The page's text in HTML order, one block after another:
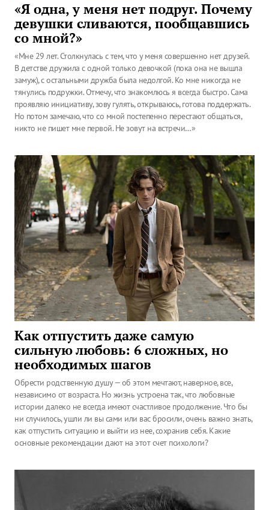
«Я одна, у меня нет подруг. Почему
девушки сливаются, пообщавшись
со мной?»
«Мне 29 лет. Столкнулась с тем, что у меня совершенно нет друзей.
В детстве дружила с одной только девочкой (пока она не вышла
замуж), с остальными дружба была недолгой. Ко мне никогда не
тянулись подружки. Отмечу, что знакомлюсь я всегда быстро. Сама
проявляю инициативу, зову гулять, открываюсь, готова поддержать.
Но потом замечаю, что со мной постепенно перестают общаться,
никто не пишет мне первой. Не зовут на встречи…»
Как отпустить даже самую
сильную любовь: 6 сложных, но
необходимых шагов
Обрести родственную душу — об этом мечтают, наверное, все,
независимо от возраста. Но жизнь устроена так, что любовные
истории далеко не всегда имеют счастливое продолжение. Что бы
ни случилось, ушли ли вы сами или вас бросили, очень важно знать,
как отпустить ситуацию и выйти из нее, сохранив себя. Какие
основные рекомендации дают на этот счет психологи?